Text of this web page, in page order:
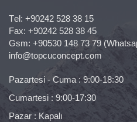
Тel: +90242 528 38 15
Fax: +90242 528 38 45
Gsm: +90530 148 73 79
info@topcuconcept.com
Pazartesi - Cuma : 9:00-18:30
Cumartesi : 9:00-17:30
Pazar : Kapalı